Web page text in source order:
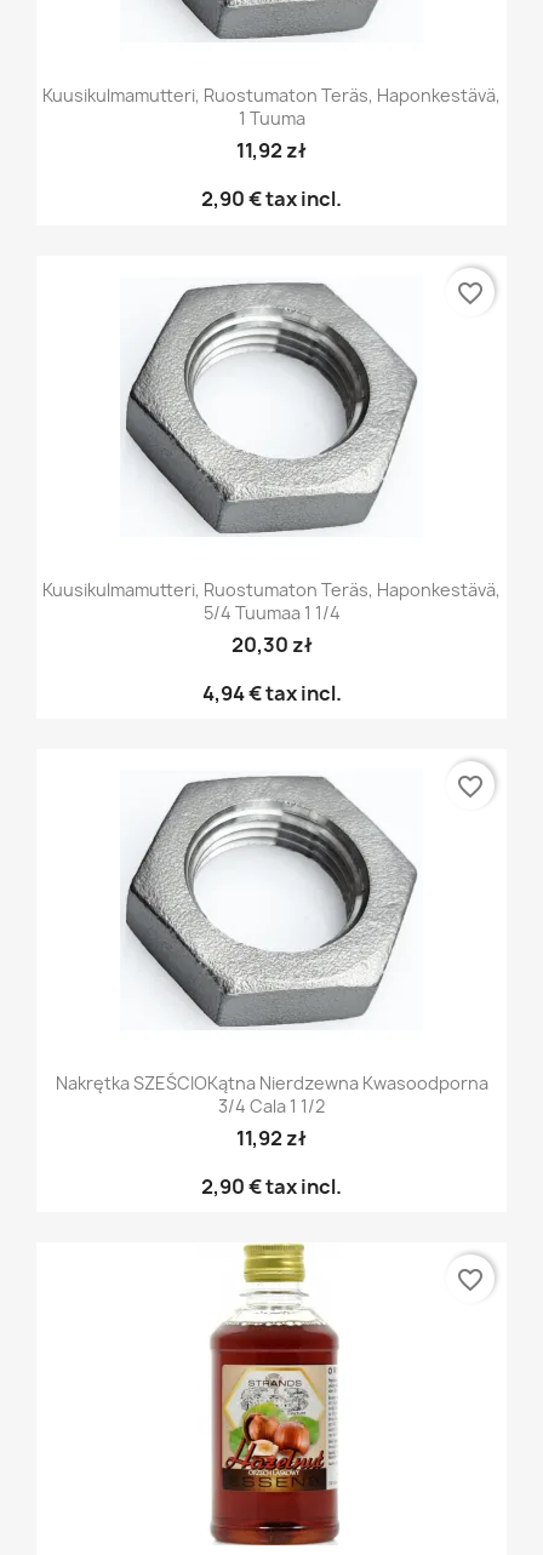
Kuusikulmamutteri, Ruostumaton Teräs, Haponkestävä,
1 Tuuma
11,92 zł
2,90 €tax incl.
Kuusikulmamutteri, Ruostumaton Teräs, Haponkestävä,
5/4 Tuumaa 1 1/4
20,30 zł
4,94 €tax incl.
favorite_border
Nakrętka SZEŚCIOKątna Nierdzewna Kwasoodporna
3/4 Cala 1 1/2
11,92 zł
2,90 €tax incl.
favorite_border
favorite_border